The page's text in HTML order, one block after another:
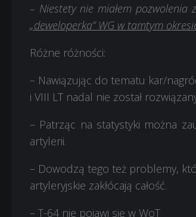
– Niestety nie miałem pozwolenia
„deweloperka” WG w tamtym
Różne różności:
– Nawiązując do tematu kar/
i VIII LT nadal nie został
– Patrząc na statystyki można
artylerii.
– Dowodzą tego też problemy,
artyleryjskie zakłócają całość.
– T-64 nie pojawi się w WoT